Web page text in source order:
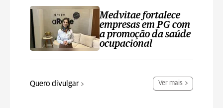
Medvitae fortalece
empresas em PG com
a promoção da saúde
ocupacional
Quero divulgar Ver mais